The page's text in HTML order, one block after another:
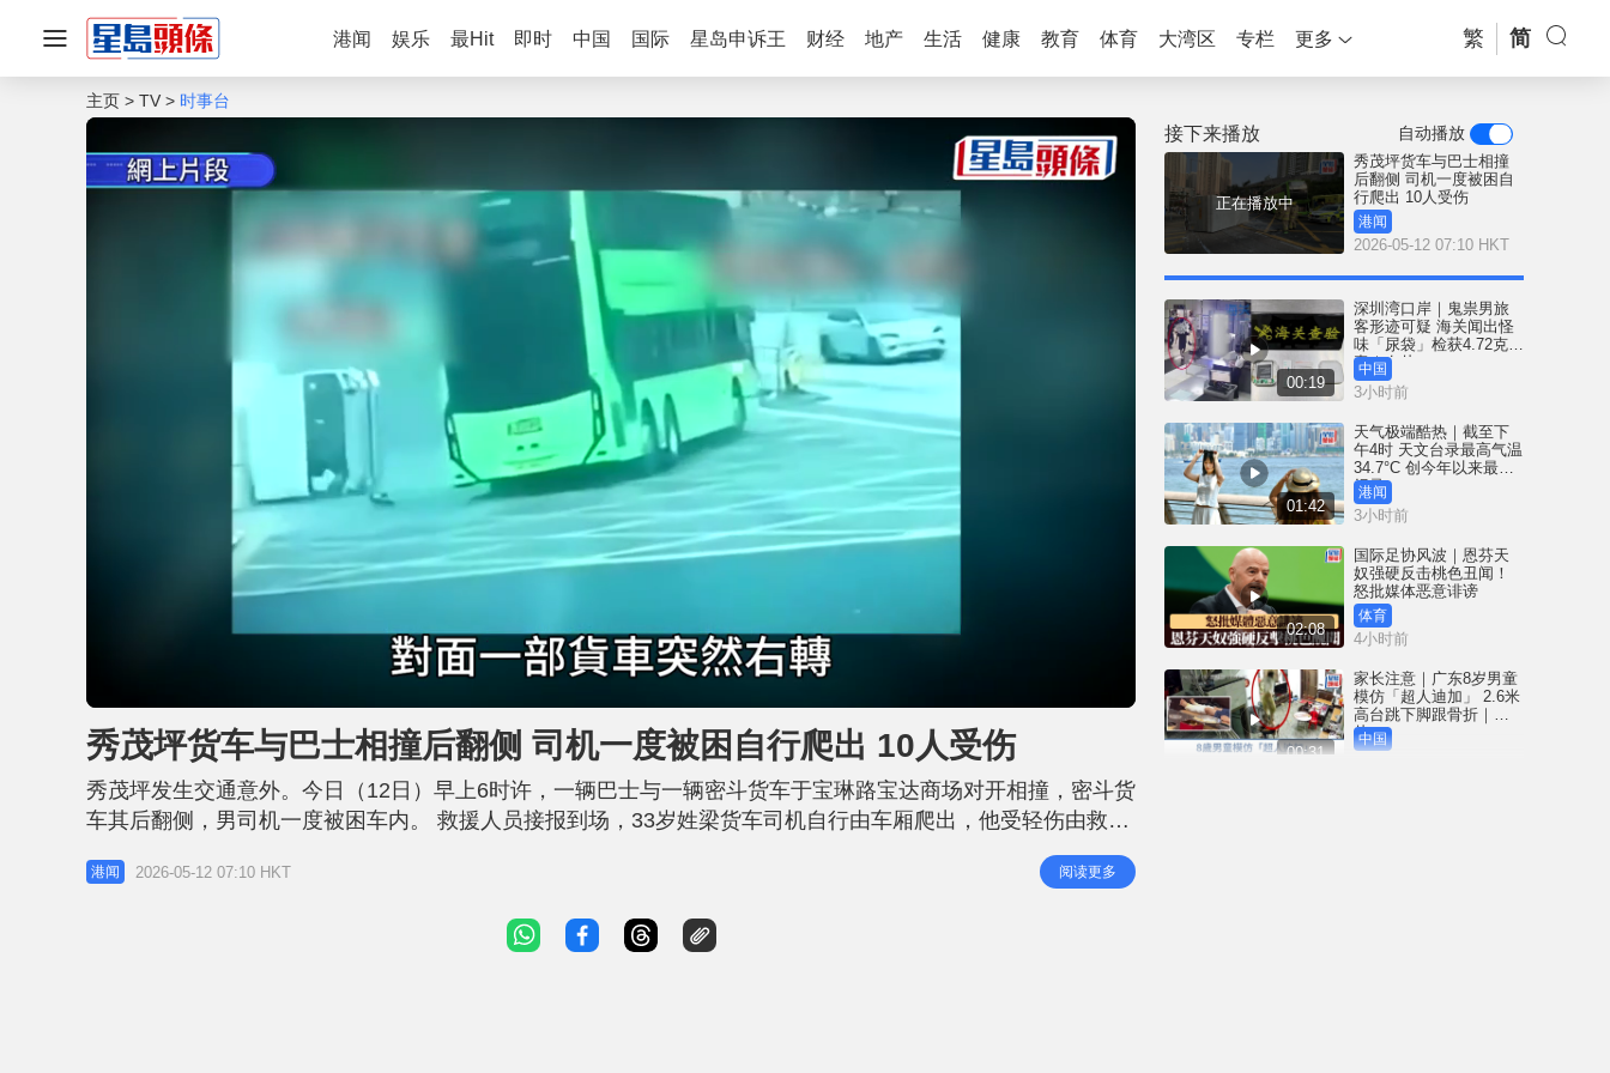
港闻 娱乐 最Hit 即时 中国 国际 星岛申诉王 财经 地产 生活 健康 教育 体育 大湾区 专栏 更多 繁 简
主页 TV 时事台
n
u
t
e
o
d
e
d
:
9
.
1
5
秀茂坪货车与巴士相撞后翻侧 司机一度被困自行爬出 10人受伤
秀茂坪发生交通意外。今日（12日）早上6时许，一辆巴士与一辆密斗货车于宝琳路宝达商场对开相撞，密斗货
车其后翻侧，男司机一度被困车内。 救援人员接报到场，33岁姓梁货车司机自行由车厢爬出，他受轻伤由救护
员即场检查。消息指，姓李(39岁)巴士司机及车上8名乘客，3男5女，年龄介乎30至69岁，全部人轻伤。 据了
解，涉事货车事发时由宝琳路右转入宝达邨，巴士则由宝琳路向观塘方向行驶，期间怀疑有人冲灯，两车
港闻 2026-05-12 07:10 HKT 阅读更多
接下来播放 自动播放
正在播放中
秀茂坪货车与巴士相撞
后翻侧 司机一度被困自
行爬出 10人受伤
港闻
2026-05-12 07:10 HKT
00:19
深圳湾口岸｜鬼祟男旅
客形迹可疑 海关闻出怪
味「尿袋」检获4.72克冰
毒｜有片
中国
3小时前
01:42
天气极端酷热｜截至下
午4时 天文台录最高气温
34.7°C 创今年以来最高
纪录
港闻
3小时前
02:08
国际足协风波｜恩芬天
奴强硬反击桃色丑闻！
怒批媒体恶意诽谤
体育
4小时前
00:31
家长注意｜广东8岁男童
模仿「超人迪加」 2.6米
高台跳下脚跟骨折｜有
片
中国